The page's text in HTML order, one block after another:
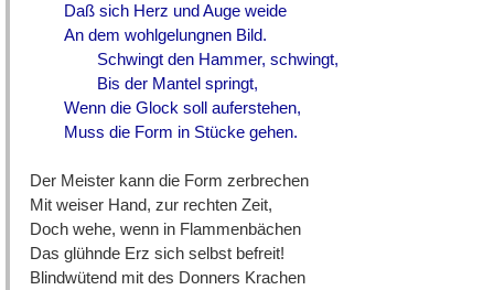
Daß sich Herz und Auge weide
An dem wohlgelungnen Bild.
Schwingt den Hammer, schwingt,
Bis der Mantel springt,
Wenn die Glock soll auferstehen,
Muss die Form in Stücke gehen.
Der Meister kann die Form zerbrechen
Mit weiser Hand, zur rechten Zeit,
Doch wehe, wenn in Flammenbächen
Das glühnde Erz sich selbst befreit!
Blindwütend mit des Donners Krachen